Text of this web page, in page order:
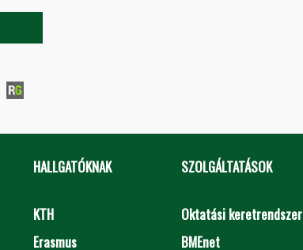
HALLGATÓKNAK
KTH
Erasmus
SZOLGÁLTATÁSOK
Oktatási keretrendszer
BMEnet